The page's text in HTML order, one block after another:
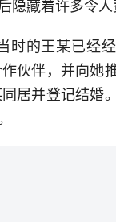
藏着许多令人
时的王某已经
伙伴，并向她
居并登记结婚